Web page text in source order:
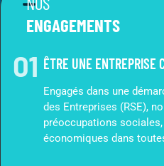
ENGAGEMENTS
01 ÊTRE UNE ENTREPRISE
Engagés dans une
des Entreprises (RSE),
préoccupations
économiques dans